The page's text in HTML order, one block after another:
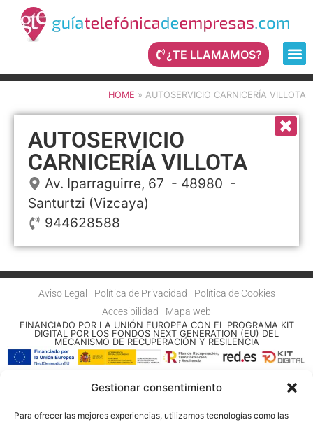
Gestionar consentimiento
Para ofrecer las mejores experiencias, utilizamos tecnologías como las
¿TE LLAMAMOS?
HOME » AUTOSERVICIO CARNICERÍA VILLOTA
AUTOSERVICIO
CARNICERÍA VILLOTA
Av. Iparraguirre, 67 - 48980 -
Santurtzi (Vizcaya)
944628588
Aviso Legal Política de Privacidad
Política de Cookies
Accesibilidad
Mapa web
FINANCIADO POR LA UNIÓN EUROPEA CON EL PROGRAMA KIT
DIGITAL POR LOS FONDOS NEXT GENERATION (EU) DEL
MECANISMO DE RECUPERACIÓN Y RESILENCIA